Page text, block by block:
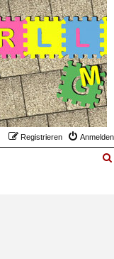
Anmelden
Registrieren